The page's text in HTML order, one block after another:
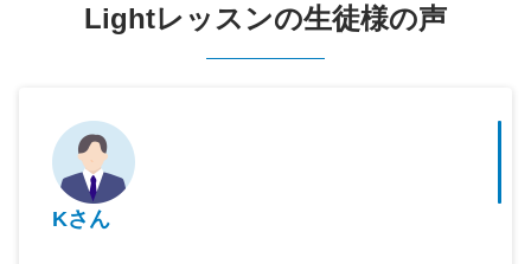
Lightレッスンの生徒様の声
Kさん